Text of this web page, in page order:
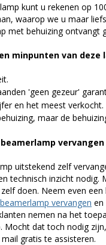
kunt u rekenen op
waarop we u maar
met behuizing ontvangt
minpunten van deze
'geen gezeur'
en het meest verkocht.
maar de
beamerlamp vervangen
uitstekend zelf
technisch inzicht nodig.
doen. Neem even
vervangen en
nemen na het
Mocht dat toch nodig
gratis te assisteren.